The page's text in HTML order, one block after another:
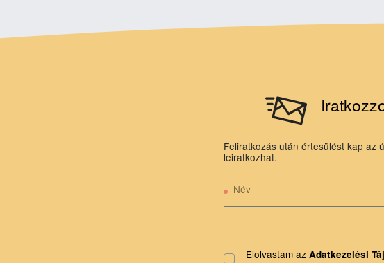
Feliratkozás után értesülést kap az
leiratkozhat.
Név
Elolvastam az Adatkezelési